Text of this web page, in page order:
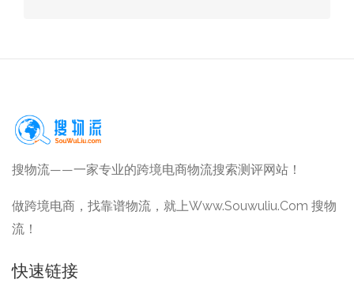
搜物流——一家专业的跨境电商物流搜索测评网站！
做跨境电商，找靠谱物流，就上Www.Souwuliu.Com 搜物
流！
快速链接